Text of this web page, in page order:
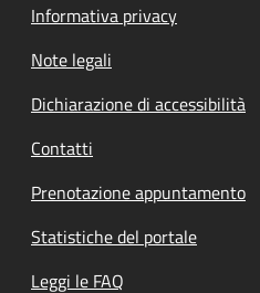
Informativa privacy
Note legali
Dichiarazione di accessibilità
Contatti
Prenotazione appuntamento
Statistiche del portale
Leggi le FAQ